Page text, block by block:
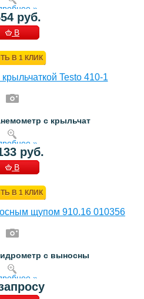
»
руб.
В
В 1 КЛИК
Testo 410-1
с крыльчат
»
руб.
В
В 1 КЛИК
щупом 910.16 010356
с выносны
»